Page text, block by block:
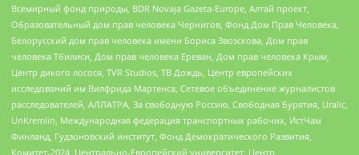
Всемирный фонд природы, BDR Novaja Gazeta-Europe, Алтай проект,
Образовательный дом прав человека Чернигов, Фонд Дом Прав Человека,
Белорусский дом прав человека имени Бориса Звозскова, Дом прав
человека Тбилиси, Дом прав человека Ереван, Дом прав человека Крым,
Центр дикого лосося, TVR Studios, ТВ Дождь, Центр европейских
исследований им Вилфрида Мартенса, Сетевое объединение журналистов
расследователей, АЛЛАТРА, За свободную Россию, Свободная Бурятия, Uralic,
UnKremlin, Международная федерация транспортных рабочих, ИстЧам
Финланд, Гудзоновский институт, Фонд Демократического Развития,
Комитет-2024, Центрально-Европейский университет, Центр